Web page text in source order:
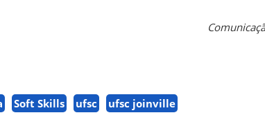
Soft Skills ufsc ufsc joinville